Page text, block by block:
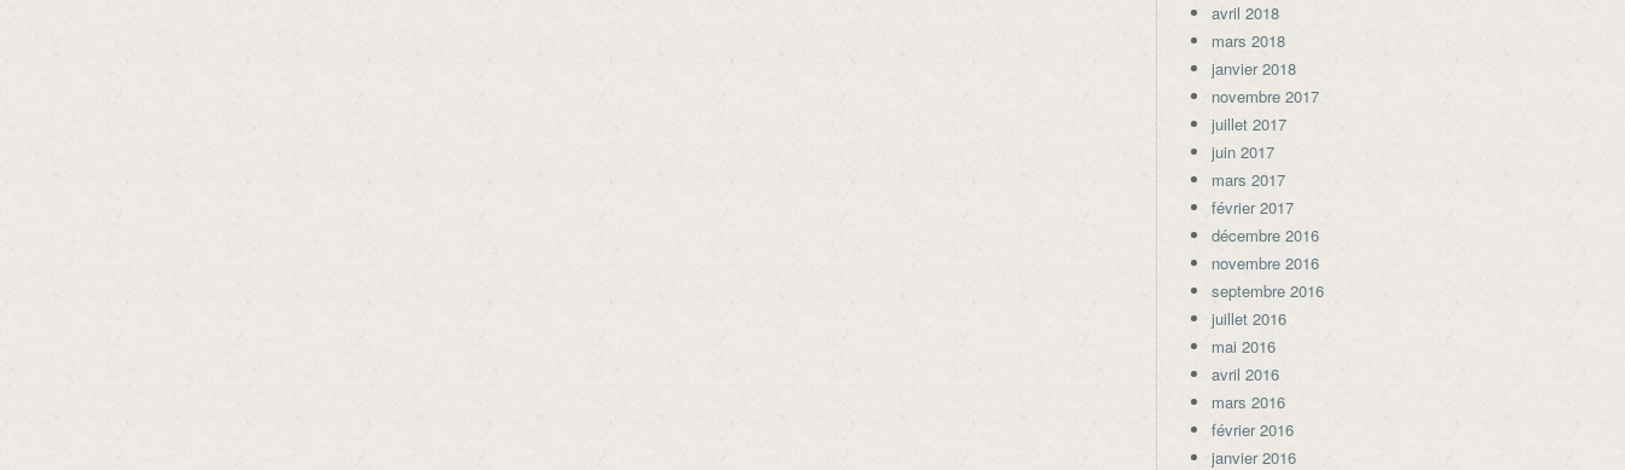
avril 2018
mars 2018
janvier 2018
novembre 2017
juillet 2017
juin 2017
mars 2017
février 2017
décembre 2016
novembre 2016
septembre 2016
juillet 2016
mai 2016
avril 2016
mars 2016
février 2016
janvier 2016